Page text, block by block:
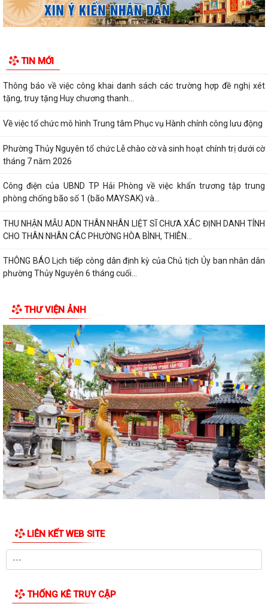
TIN MỚI
Thông báo Cưỡng chế thu hồi đất thực hiện Dự án đầu tư xây dựng
tuyến đường từ khu đô thị Bắc sông...
sở dữ liệu đất đai trên địa bàn...
Thông báo về việc công khai danh sách các trường hợp đề nghị xét
tặng, truy tặng Huy chương thanh...
Về việc tổ chức mô hình Trung tâm Phục vụ Hành chính công lưu động
Phường Thủy Nguyên tổ chức Lễ chào cờ và sinh hoạt chính trị dưới cờ
tháng 7 năm 2026
Công điện của UBND TP Hải Phòng về việc khẩn trương tập trung
phòng chống bão số 1 (bão MAYSAK) và...
THU NHẬN MẪU ADN THÂN NHÂN LIỆT SĨ CHƯA XÁC ĐỊNH DANH TÍNH
CHO THÂN NHÂN CÁC PHƯỜNG HÒA BÌNH, THIÊN...
THÔNG BÁO Lịch tiếp công dân định kỳ của Chủ tịch Ủy ban nhân dân
phường Thủy Nguyên 6 tháng cuối...
THÂN NHÂN LIỆT SĨ CHƯA XÁC ĐỊNH DANH TÍNH
PHƯỜNG THỦY NGUYÊN TRIỂN KHAI VẬN ĐỘNG ỦNG HỘ QUỸ "ĐỀN ƠN
ĐÁP NGHĨA" NĂM 2026
THÔNG TIN VỀ VIỆC SẮP XẾP, TỔ CHỨC LẠI CÁC TỔ DÂN PHỐ TRÊN
ĐỊA BÀN PHƯỜNG THỦY NGUYÊN
Nghị quyết thành lập phòng chuyên môn
Trung tâm chính trị phường Thủy Nguyên tiếp tục tổ chức lớp bồi
dưỡng lý luận chính trị và nghiệp...
Thông báo của UBND phường Thủy Nguyên Tóm tắt thành tích cá
nhân đề nghị xét tặng danh hiệu nhà...
Kế hoạch tuyên truyền chào mừng kỷ niệm các ngày lễ lớn trong tháng
4, tháng 5 và Lễ hội Hoa phượng...
THƯ VIỆN ẢNH
LIÊN KẾT WEB SITE
THỐNG KÊ TRUY CẬP